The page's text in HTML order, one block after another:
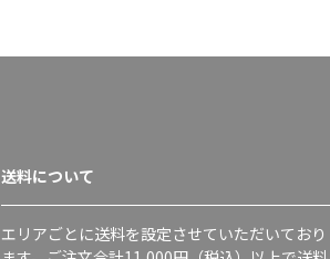
送料について
エリアごとに送料を設定させていただいており